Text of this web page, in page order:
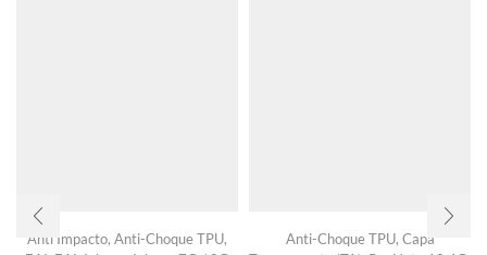
Anti Impacto, Anti-Choque TPU,
Anti-Choque TPU, Capa